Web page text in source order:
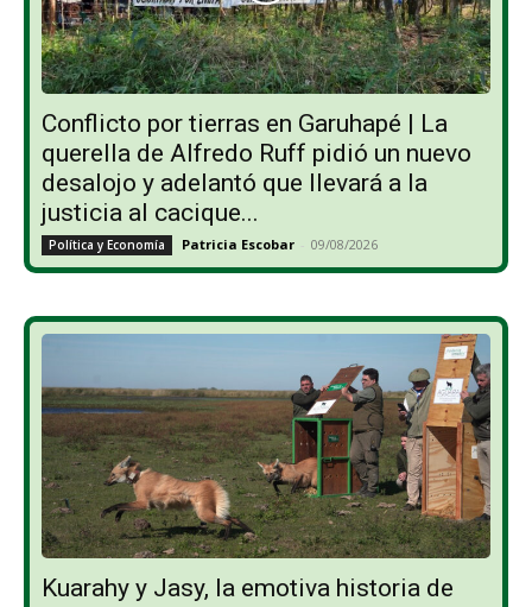
Conflicto por tierras en Garuhapé | La
querella de Alfredo Ruff pidió un nuevo
desalojo y adelantó que llevará a la
justicia al cacique...
Política y Economía Patricia Escobar - 09/08/2026
Kuarahy y Jasy, la emotiva historia de